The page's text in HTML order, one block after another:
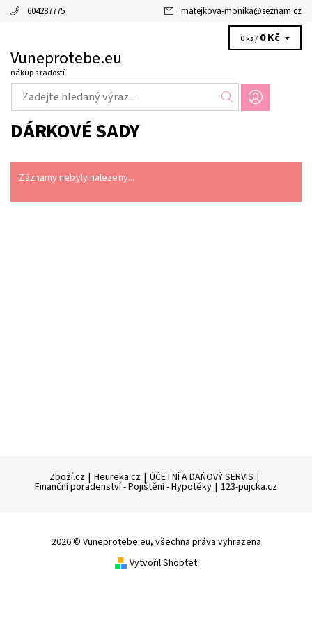
604287775 matejkova-monika@seznam.cz
Vuneprotebe.eu
nákup s radostí
0 ks / 0 Kč
DÁRKOVÉ SADY
Záznamy nebyly nalezeny...
Zboží.cz | Heureka.cz | ÚČETNÍ A DAŇOVÝ SERVIS |
Finanční poradenství - Pojištění - Hypotéky | 123-pujcka.cz
2026 © Vuneprotebe.eu, všechna práva vyhrazena
Vytvořil Shoptet